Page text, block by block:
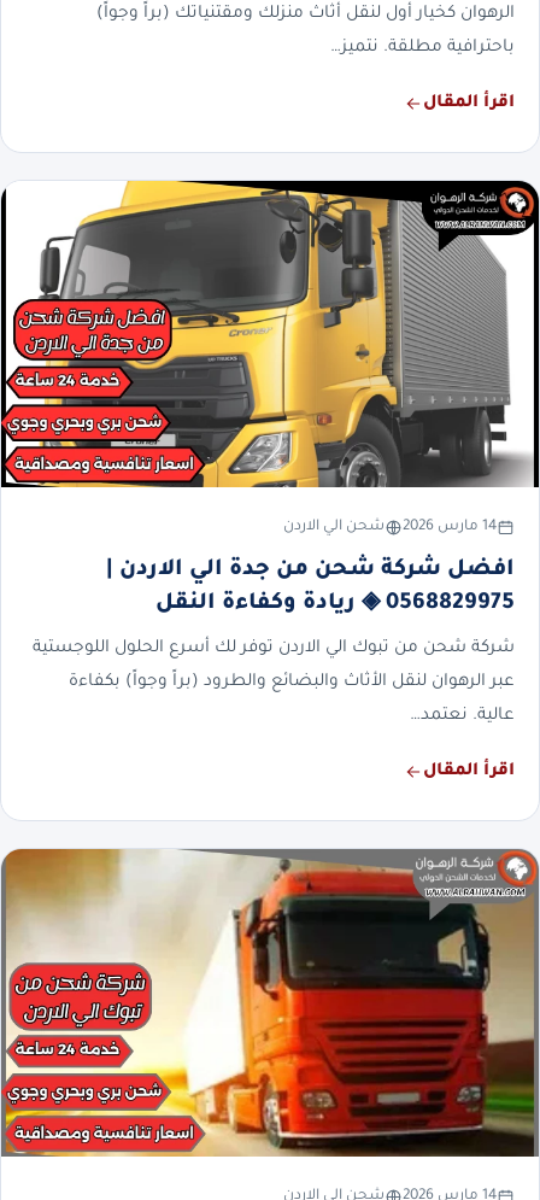
الرهوان كخيار أول لنقل أثاث منزلك ومقتنياتك (براً وجواً)
باحترافية مطلقة. نتميز…
اقرأ المقال
14 مارس 2026 شحن الي الاردن
افضل شركة شحن من جدة الي الاردن |
0568829975 ◈ ريادة وكفاءة النقل
شركة شحن من تبوك الي الاردن توفر لك أسرع الحلول اللوجستية
عبر الرهوان لنقل الأثاث والبضائع والطرود (براً وجواً) بكفاءة
عالية. نعتمد…
اقرأ المقال